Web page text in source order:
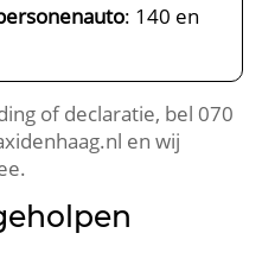
: 140 en
of declaratie, bel 070
en wij